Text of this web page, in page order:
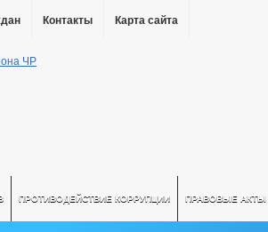
Контакты Карта сайта
ПРОТИВОДЕЙСТВИЕ КОРРУПЦИИ ПРАВОВЫЕ АКТЫ